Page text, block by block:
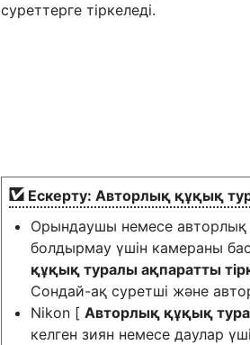
суреттерге тіркеледі.
Ескерту: Авторлық құқық
Орындаушы немесе авторлық
болдырмау үшін камераны
құқық туралы ақпаратты
Сондай-ақ суретші және
Nikon [ Авторлық құқық
келген зиян немесе даулар